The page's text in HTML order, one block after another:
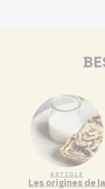
ARTICLE
Les origines de la